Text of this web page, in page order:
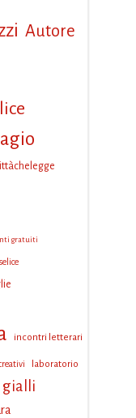
Autore
gratuiti
incontri letterari
laboratorio
gialli